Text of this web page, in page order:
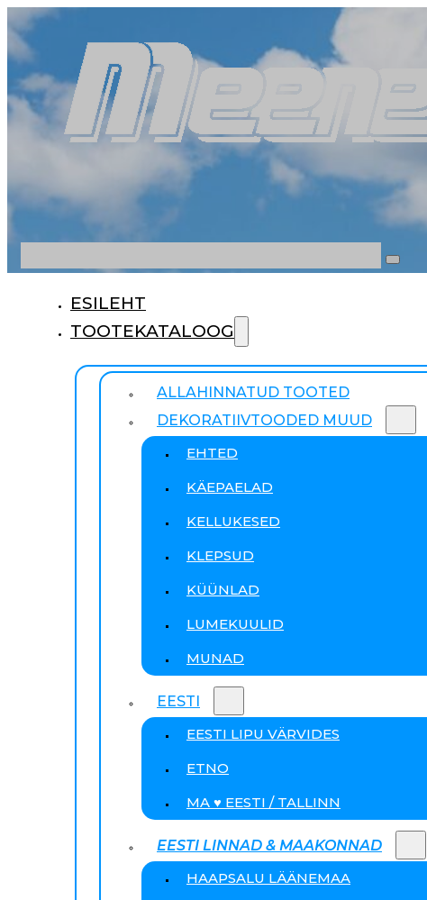
ESILEHT
TOOTEKATALOOG
ALLAHINNATUD TOOTED
DEKORATIIVTOODED MUUD
EHTED
KÄEPAELAD
KELLUKESED
KLEPSUD
KÜÜNLAD
LUMEKUULID
MUNAD
EESTI
EESTI LIPU VÄRVIDES
ETNO
MA ♥ EESTI / TALLINN
EESTI LINNAD & MAAKONNAD
HAAPSALU LÄÄNEMAA